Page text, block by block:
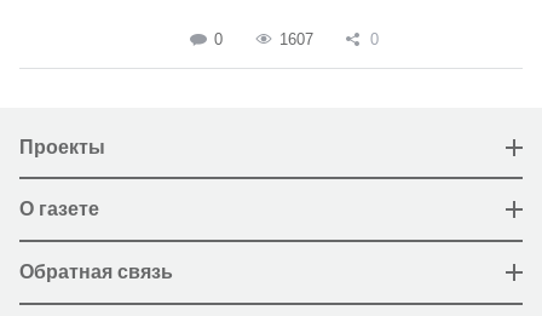
0 1607 0
Проекты
О газете
Обратная связь